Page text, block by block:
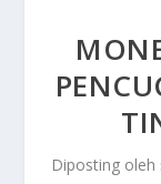
Diposting oleh